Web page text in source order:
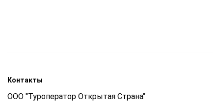
Контакты
ООО "Туроператор Открытая Страна"